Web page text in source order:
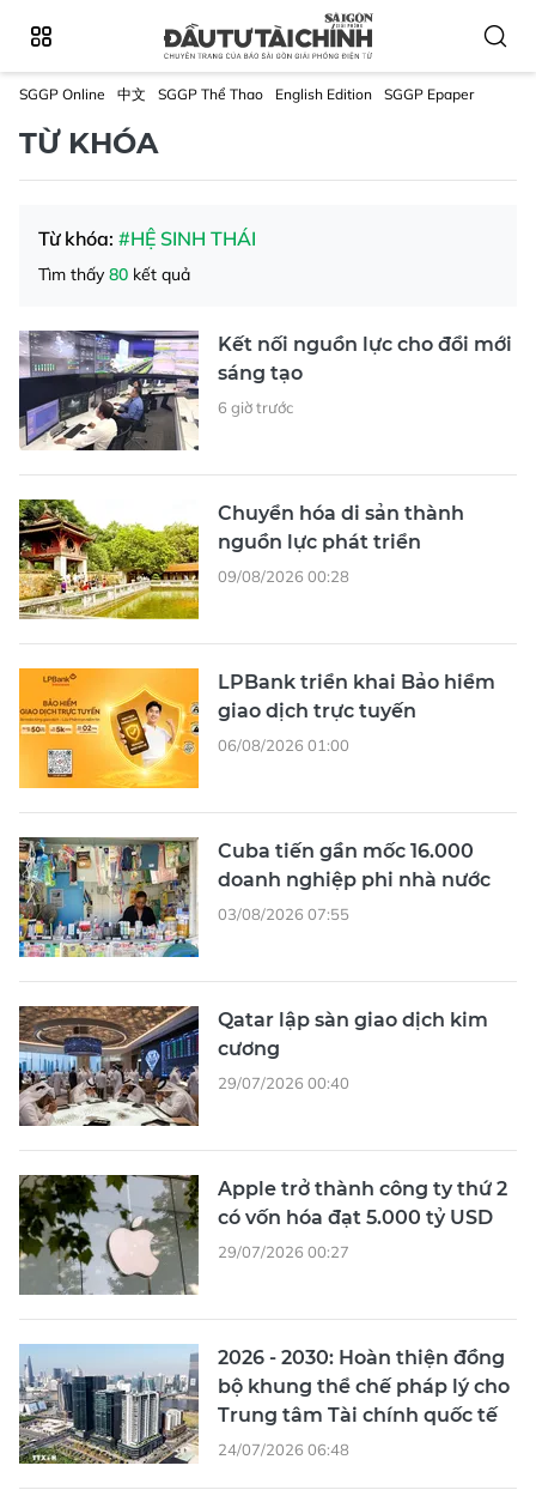
SGGP Online 中文 SGGP Thể Thao English Edition SGGP Epaper
TỪ KHÓA
Từ khóa: #HỆ SINH THÁI
Tìm thấy 80 kết quả
Kết nối nguồn lực cho đổi mới
sáng tạo
6 giờ trước
Chuyển hóa di sản thành
nguồn lực phát triển
09/08/2026 00:28
LPBank triển khai Bảo hiểm
giao dịch trực tuyến
06/08/2026 01:00
Cuba tiến gần mốc 16.000
doanh nghiệp phi nhà nước
03/08/2026 07:55
Qatar lập sàn giao dịch kim
cương
29/07/2026 00:40
Apple trở thành công ty thứ 2
có vốn hóa đạt 5.000 tỷ USD
29/07/2026 00:27
2026 - 2030: Hoàn thiện đồng
bộ khung thể chế pháp lý cho
Trung tâm Tài chính quốc tế
24/07/2026 06:48